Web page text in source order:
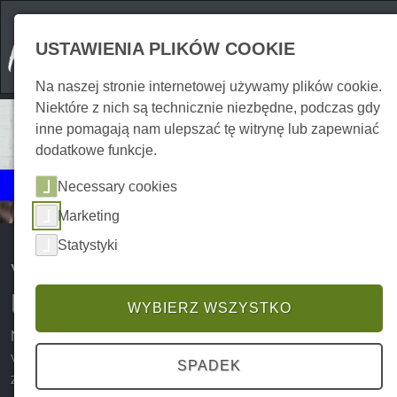
Wydarzenia
Kultura
Wystawy sztuki i wydarzenia
literackie w górach Harz
Na miłośników sztuki i literatury czeka w górach Harz
wiele różnorodnych imprez i wystaw, które warto
zobaczyć. Od wystaw sztuki w muzeach Harzu z
USTAWIENIA PLIKÓW COOKIE
Na naszej stronie internetowej używamy plików cookie.
Niektóre z nich są technicznie niezbędne, podczas gdy
inne pomagają nam ulepszać tę witrynę lub zapewniać
dodatkowe funkcje.
Necessary cookies
Marketing
Statystyki
WYBIERZ WSZYSTKO
SPADEK